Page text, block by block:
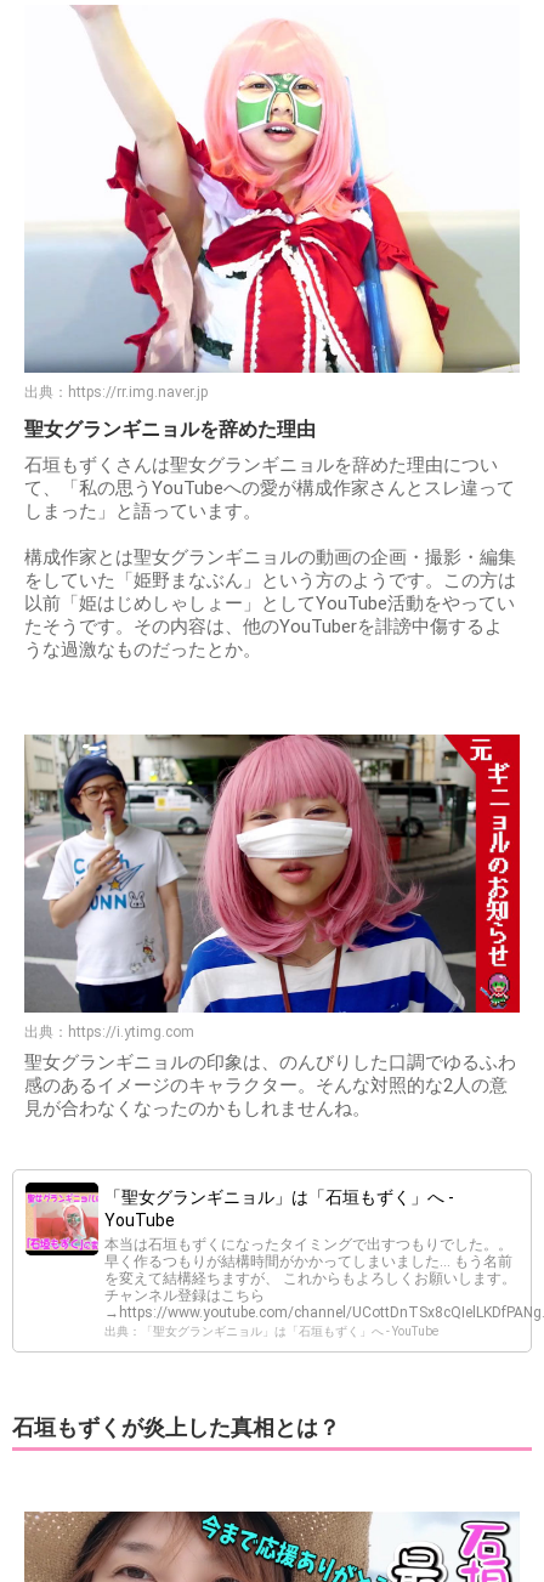
出典： https://rr.img.naver.jp
聖女グランギニョルを辞めた理由
石垣もずくさんは聖女グランギニョルを辞めた理由につい
て、「私の思うYouTubeへの愛が構成作家さんとスレ違って
しまった」と語っています。
構成作家とは聖女グランギニョルの動画の企画・撮影・編集
をしていた「姫野まなぶん」という方のようです。この方は
以前「姫はじめしゃしょー」としてYouTube活動をやってい
たそうです。その内容は、他のYouTuberを誹謗中傷するよ
うな過激なものだったとか。
出典： https://i.ytimg.com
聖女グランギニョルの印象は、のんびりした口調でゆるふわ
感のあるイメージのキャラクター。そんな対照的な2人の意
見が合わなくなったのかもしれませんね。
「聖女グランギニョル」は「石垣もずく」へ -
YouTube
本当は石垣もずくになったタイミングで出すつもりでした。。
早く作るつもりが結構時間がかかってしまいました… もう名前
を変えて結構経ちますが、 これからもよろしくお願いします。
チャンネル登録はこちら
→https://www.youtube.com/channel/
出典：「聖女グランギニョル」は「石垣もずく」へ - YouTube
石垣もずくが炎上した真相とは？